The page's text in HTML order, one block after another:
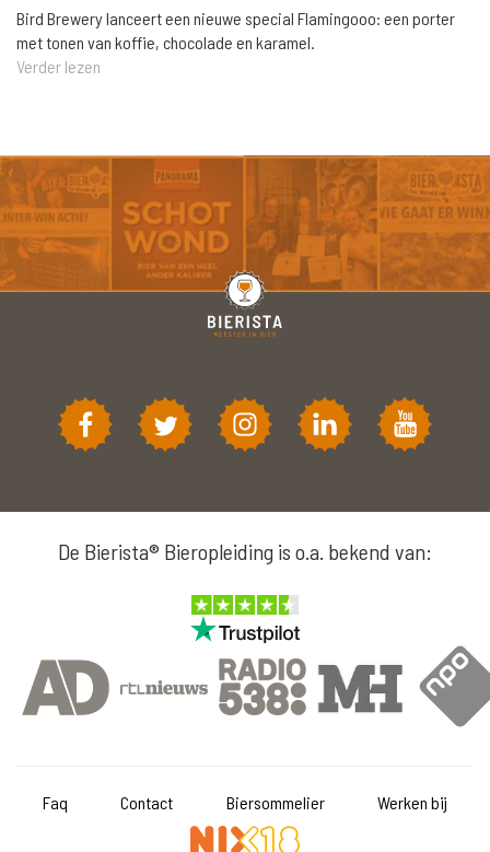
Bird Brewery lanceert een nieuwe special Flamingooo: een porter
met tonen van koffie, chocolade en karamel.
Verder lezen
De Bierista® Bieropleiding is o.a. bekend van:
Faq Contact Biersommelier Werken bij